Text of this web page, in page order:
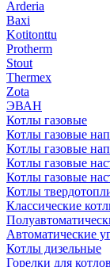
Arderia
Baxi
Kotitonttu
Protherm
Stout
Thermex
Zota
ЭВАН
Котлы газовые
Котлы газовые
Котлы газовые
Котлы газовые
Котлы газовые
Котлы
Классические
Автоматические
Котлы дизельные
Горелки для котлов